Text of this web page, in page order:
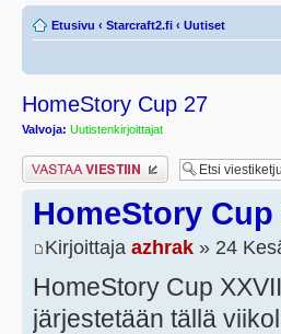
Etusivu ‹ Starcraft2.fi ‹ Uutiset
HomeStory Cup 27
Valvoja: Uutistenkirjoittajat
Lähetä vastaus
HomeStory Cup
Kirjoittaja azhrak » 24
HomeStory Cup XXVII
järjestetään tällä